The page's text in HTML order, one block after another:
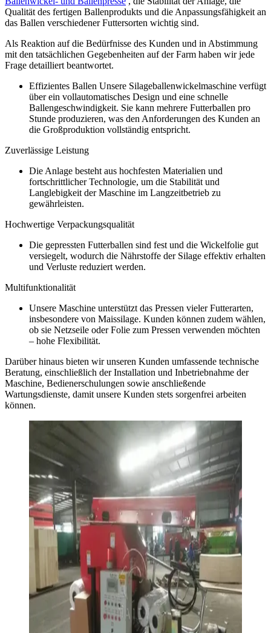
Qualität des fertigen Ballenprodukts und die Anpassungsfähigkeit an
das Ballen verschiedener Futtersorten wichtig sind.
Als Reaktion auf die Bedürfnisse des Kunden und in Abstimmung
mit den tatsächlichen Gegebenheiten auf der Farm haben wir jede
Frage detailliert beantwortet.
Effizientes Ballen Unsere Silageballenwickelmaschine verfügt
über ein vollautomatisches Design und eine schnelle
Ballengeschwindigkeit. Sie kann mehrere Futterballen pro
Stunde produzieren, was den Anforderungen des Kunden an
die Großproduktion vollständig entspricht.
Zuverlässige Leistung
Die Anlage besteht aus hochfesten Materialien und
fortschrittlicher Technologie, um die Stabilität und
Langlebigkeit der Maschine im Langzeitbetrieb zu
gewährleisten.
Hochwertige Verpackungsqualität
Die gepressten Futterballen sind fest und die Wickelfolie gut
versiegelt, wodurch die Nährstoffe der Silage effektiv erhalten
und Verluste reduziert werden.
Multifunktionalität
Unsere Maschine unterstützt das Pressen vieler Futterarten,
insbesondere von Maissilage. Kunden können zudem wählen,
ob sie Netzseile oder Folie zum Pressen verwenden möchten
– hohe Flexibilität.
Darüber hinaus bieten wir unseren Kunden umfassende technische
Beratung, einschließlich der Installation und Inbetriebnahme der
Maschine, Bedienerschulungen sowie anschließende
Wartungsdienste, damit unsere Kunden stets sorgenfrei arbeiten
können.